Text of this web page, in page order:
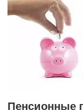
Пенсионные